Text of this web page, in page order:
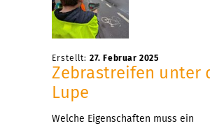
Erstellt: 27. Februar 2025
Zebrastreifen unter
Lupe
Welche Eigenschaften muss ein